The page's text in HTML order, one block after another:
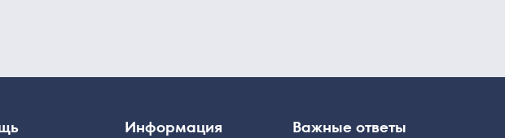
Информация Важные ответы